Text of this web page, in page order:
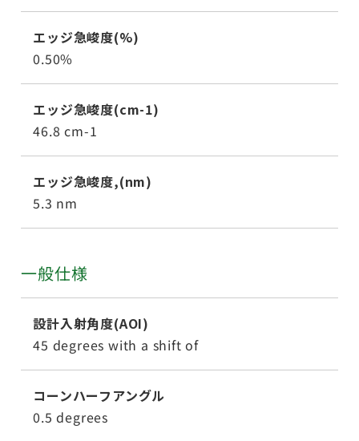
エッジ急峻度(%)
0.50%
エッジ急峻度(cm-1)
46.8 cm-1
エッジ急峻度,(nm)
5.3 nm
一般仕様
設計入射角度(AOI)
45 degrees with a shift of
コーンハーフアングル
0.5 degrees